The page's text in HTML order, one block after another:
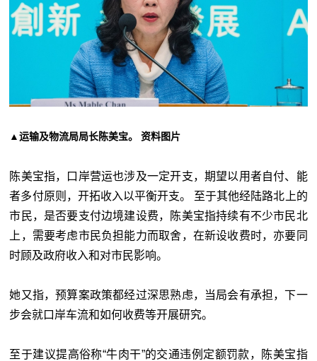
▲运输及物流局局长陈美宝。 资料图片
陈美宝指，口岸营运也涉及一定开支，期望以用者自付、能
者多付原则，开拓收入以平衡开支。 至于其他经陆路北上的
市民，是否要支付边境建设费，陈美宝指持续有不少市民北
上，需要考虑市民负担能力而取舍，在新设收费时，亦要同
时顾及政府收入和对市民影响。
她又指，预算案政策都经过深思熟虑，当局会有承担，下一
步会就口岸车流和如何收费等开展研究。
至于建议提高俗称“牛肉干”的交通违例定额罚款，陈美宝指